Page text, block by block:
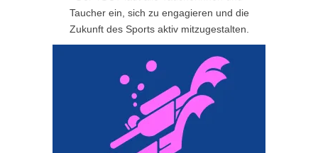
Taucher ein, sich zu engagieren und die
Zukunft des Sports aktiv mitzugestalten.